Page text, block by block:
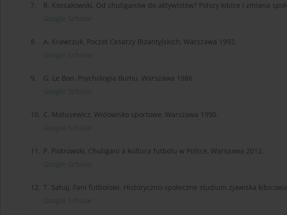
7.
R. Kossakowski, Od chuliganów do aktywistów? Polscy kibice i zmiana
Google Scholar
8.
A. Krawczuk, Poczet Cesarzy Bizantyjskich, Warszawa 1992.
Google Scholar
9.
G. Le Bon, Psychologia tłumu, Warszawa 1986.
Google Scholar
10. C. Matusewicz, Widowisko sportowe, Warszawa 1990.
Google Scholar
11. P. Piotrowski, Chuligani a kultura futbolu w Polsce, Warszawa 2012.
Google Scholar
12. T. Sahaj, Fani futbolowi. Historyczno-społeczne studium zjawiska
Google Scholar